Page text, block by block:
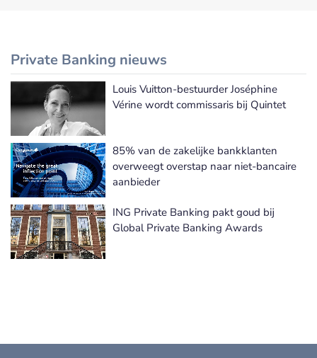
Private Banking nieuws
Meer Private Banking nieuws
Louis Vuitton-bestuurder Joséphine
Vérine wordt commissaris bij Quintet
85% van de zakelijke bankklanten
overweegt overstap naar niet-bancaire
aanbieder
ING Private Banking pakt goud bij
Global Private Banking Awards